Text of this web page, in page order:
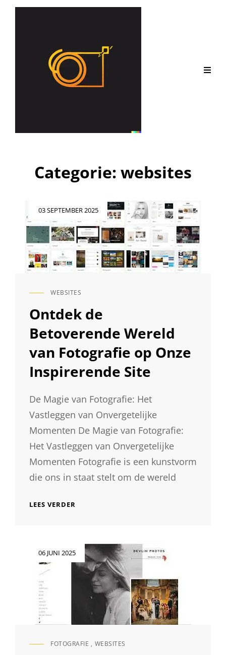
Categorie: websites
03 SEPTEMBER 2025
CAT
WEBSITES
Ontdek de
Betoverende Wereld
van Fotografie op Onze
Inspirerende Site
De Magie van Fotografie: Het
Vastleggen van Onvergetelijke
Momenten De Magie van Fotografie:
Het Vastleggen van Onvergetelijke
Momenten Fotografie is een kunstvorm
die ons in staat stelt om de wereld
LEES VERDER
VAN
FOTOGRAFIE
OP
ONZE
INSPIRERENDE
06 JUNI 2025
CAT
FOTOGRAFIE , WEBSITES